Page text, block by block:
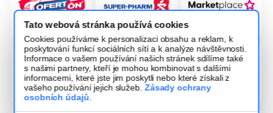
Tato webová stránka používá cookies
Cookies používáme k personalizaci obsahu a reklam, k
poskytování funkcí sociálních sítí a k analýze návštěvnosti.
Informace o vašem používání našich stránek sdílíme také
s našimi partnery, kteří je mohou kombinovat s dalšími
informacemi, které jste jim poskytli nebo které získali z
vašeho používání jejich služeb.Zásady ochrany
osobních údajů